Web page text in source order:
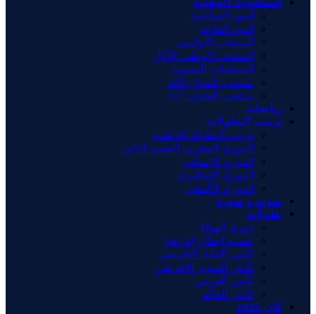
أسود الشاطئ
أسود القاعة
المنتخب الأولمبي
المنتخب الوطني الأول
المنتخبات النسوية
منتخب الشبان u20
منتخب الفتيان u17
رياضات
ترتيب البطولات
ترتيب البطولة الوطنية
الدوري المغربي القسم الثاني
الدوري الإسباني
الدوري الإنجليزي
الدوري الألماني
صوت و صورة
بطولات
دوري الهواة
عصبة أبطال إفريقيا
كأس الاتحاد الأفريقي
كأس السوبر الإفريقي
كأس العرش
كأس العالم
كان 2025